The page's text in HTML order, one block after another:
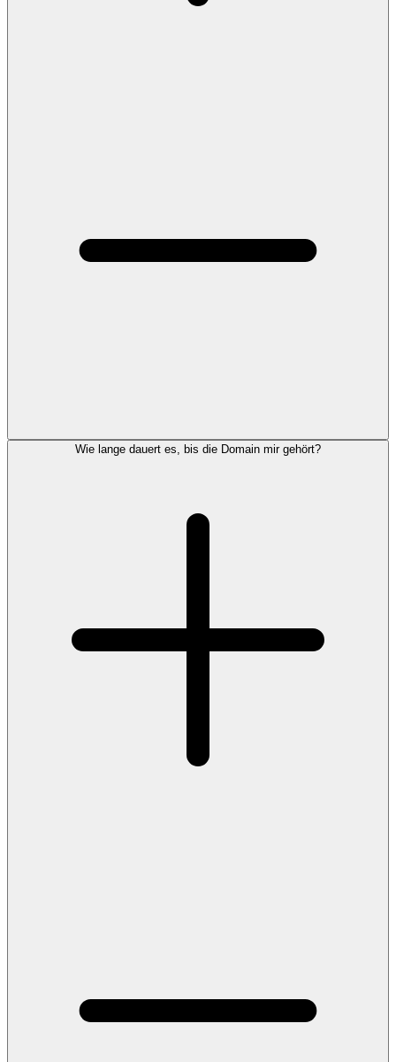
Wie lange dauert es, bis die Domain mir gehört?